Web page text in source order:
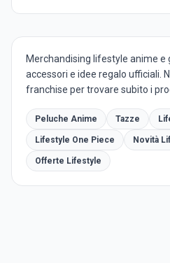
Merchandising lifestyle anime e
accessori e idee regalo ufficiali.
franchise per trovare subito i
Peluche Anime Tazze
Lifestyle One Piece Novità
Offerte Lifestyle